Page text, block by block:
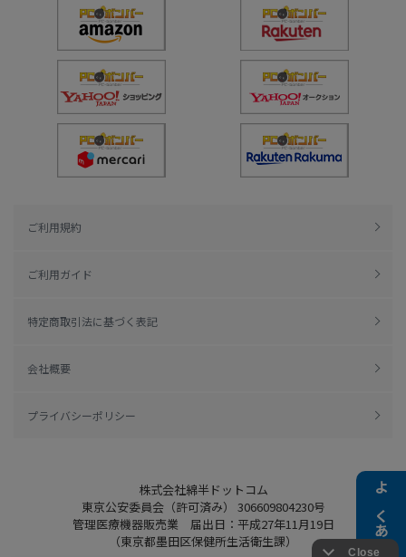
ご利用規約
ご利用ガイド
特定商取引法に基づく表記
会社概要
プライバシーポリシー
株式会社綿半ドットコム
東京公安委員会（許可済み） 306609804230号
管理医療機器販売業 届出日：平成27年11月19日
（東京都墨田区保健所生活衛生課）